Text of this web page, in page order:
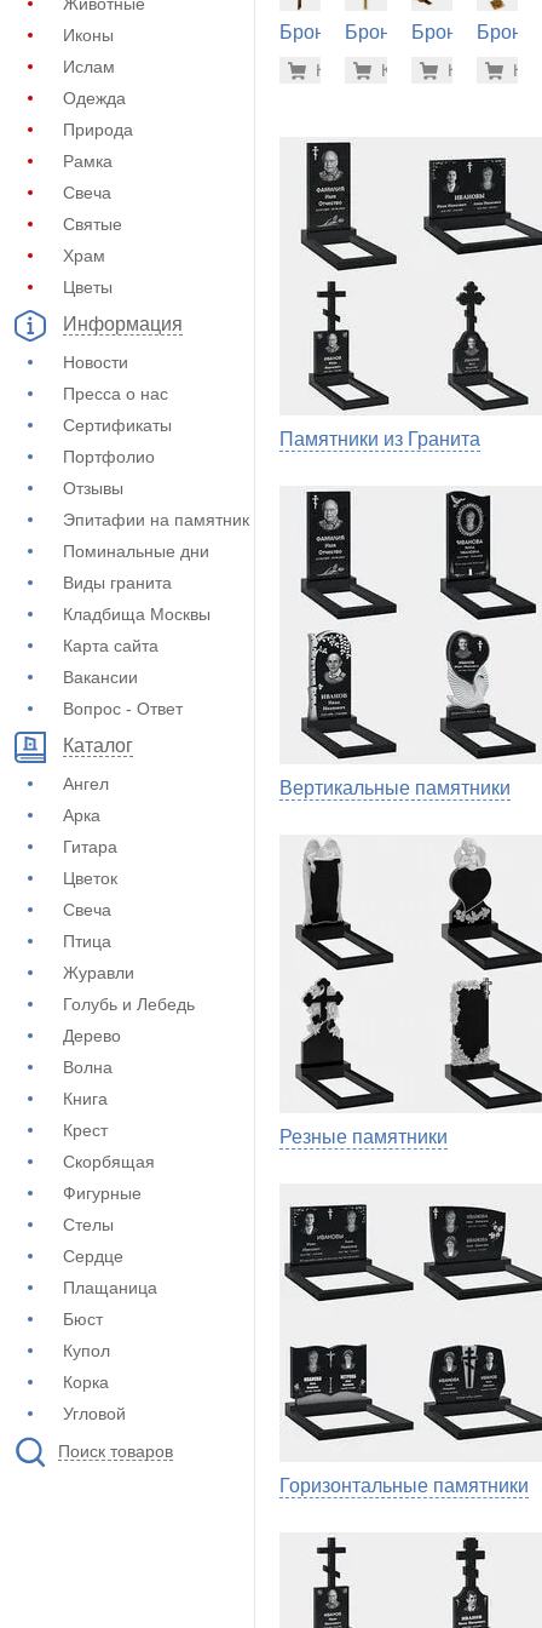
Иконы
Ислам
Одежда
Природа
Рамка
Свеча
Святые
Храм
Цветы
Информация
Новости
Пресса о нас
Сертификаты
Портфолио
Отзывы
Эпитафии на памятник
Поминальные дни
Виды гранита
Кладбища Москвы
Карта сайта
Вакансии
Вопрос - Ответ
Каталог
Ангел
Арка
Гитара
Цветок
Свеча
Птица
Журавли
Голубь и Лебедь
Дерево
Волна
Книга
Крест
Скорбящая
Фигурные
Стелы
Сердце
Плащаница
Бюст
Купол
Корка
Угловой
Поиск товаров
Бронза
памятник
-7% 85.800
Купить
Бронза
памятник
-7%
Купить
Бронза
памятник
-
Купить
Бронза
Памятники из Гранита
Вертикальные памятники
Резные памятники
Горизонтальные памятники